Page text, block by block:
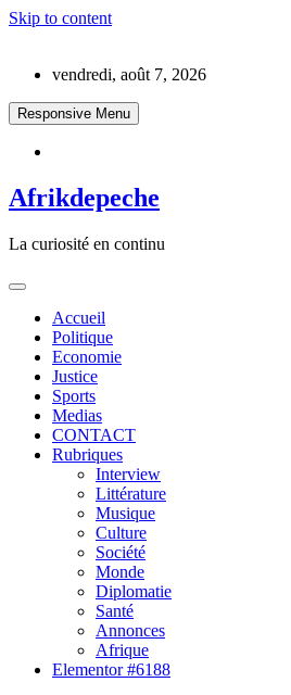
Skip to content
vendredi, août 7, 2026
Responsive Menu
Afrikdepeche
La curiosité en continu
Accueil
Politique
Economie
Justice
Sports
Medias
CONTACT
Rubriques
Interview
Littérature
Musique
Culture
Société
Monde
Diplomatie
Santé
Annonces
Afrique
Elementor #6188